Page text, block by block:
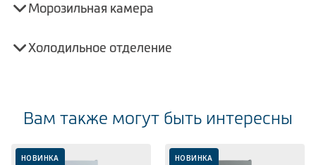
Морозильная камера
Холодильное отделение
Вам также могут быть интересны
НОВИНКА НОВИНКА